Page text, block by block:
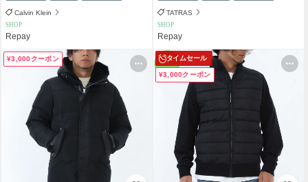
Calvin Klein
SHOP
Repay
TATRAS
SHOP
Repay
¥3,000クーポン タイムセール
¥3,000クーポン